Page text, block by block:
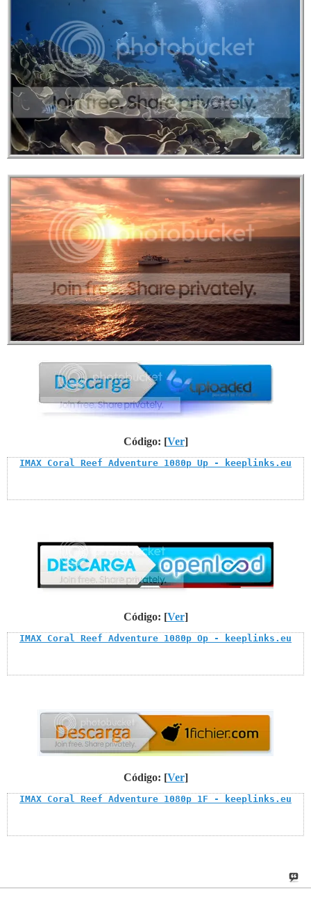
Código: [Ver]
IMAX Coral Reef Adventure 1080p Up - keeplinks.eu
Código: [Ver]
IMAX Coral Reef Adventure 1080p Op - keeplinks.eu
Código: [Ver]
IMAX Coral Reef Adventure 1080p 1F - keeplinks.eu